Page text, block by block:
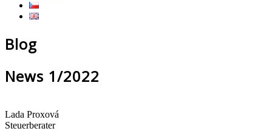
Blog
News 1/2022
Lada Proxová
Steuerberater